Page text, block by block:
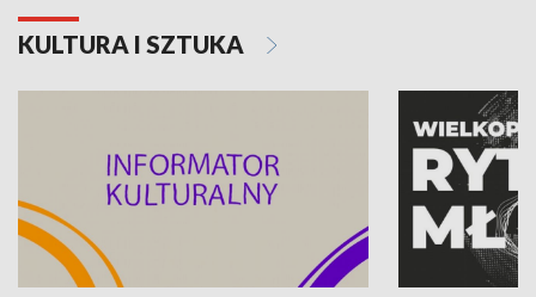
KULTURA I SZTUKA